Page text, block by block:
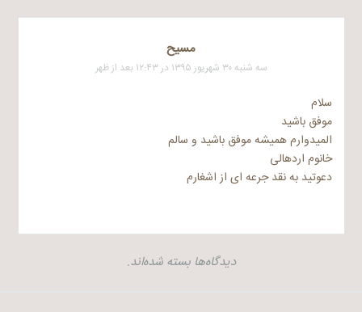
مسیح
سه شنبه ۳۰ شهریور ۱۳۹۵ در ۱۲:۴۳ بعد از ظهر
سلام
موفق باشید
المیدوارم همیشه موفق باشید و سالم
خانوم اردهالی
دعوتید به نقد جرعه ای از اشغارم
دیدگاه‌ها بسته شده‌اند.